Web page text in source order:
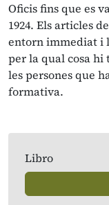
Oficis fins que es
1924. Els articles
entorn immediat i
per la qual cosa
les persones que
formativa.
Libro